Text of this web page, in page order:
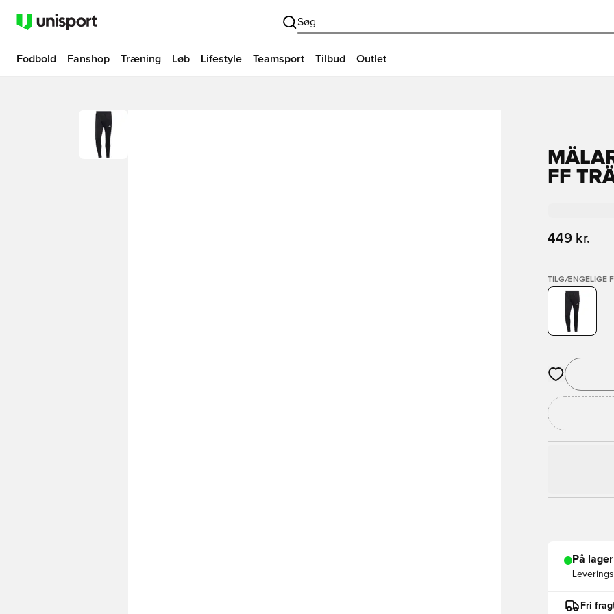
Søg
Fodbold Fanshop Træning Løb Lifestyle Teamsport Tilbud Outlet
FF
449 kr.
TILGÆNGELIGE
Åbner en
På
Fri